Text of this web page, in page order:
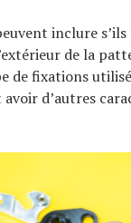
inclure
de la
de fixations
d’autres